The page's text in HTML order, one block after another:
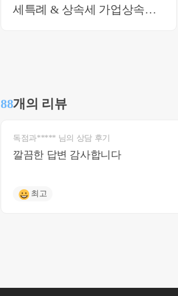
세특례 & 상속세 가업상속공
88개의 리뷰
독점과***** 님의 상담 후기
깔끔한 답변 감사합니다
최고